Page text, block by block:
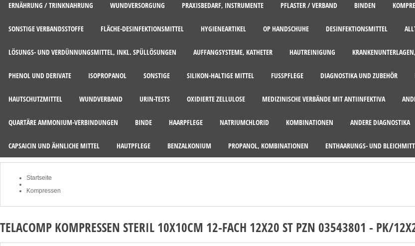
ERNÄHRUNG / TRINKNAHRUNG WUNDVERSORGUNG PRAXISBEDARF, INSTRUMENTE PFLASTER / VERBAND BINDEN
SONSTIGE VERBANDSSTOFFE FLÄCHE-DESINFEKTIONSMITTEL HYGIENEARTIKEL OP HANDSCHUHE DESINFEKTIONSMITTEL
LÖSUNGS- UND VERDÜNNUNGSMITTEL, INKL. SPÜLLÖSUNGEN AUFFANGSYSTEME, KATHETER HAUTREINIGUNG
PHENOL UND DERIVATE ISOPROPANOL SONSTIGE SILIKON-HALTIGE MITTEL FUSSPFLEGE DIAGNOSTIKA UND ZUBEHÖR
HAUTSCHUTZMITTEL WUNDVERBAND URIN-TESTS OXIDIERTE ZELLULOSE MEDIZINISCHE VERBÄNDE MIT ANTIINFEKTIVA
QUARTÄRE AMMONIUM-VERBINDUNGEN BINDE HAARPFLEGE NATRIUMCHLORID KOMBINATIONEN ANDERE DIAGNOSTIKA
CAPSAICIN UND ÄHNLICHE MITTEL HAUTPFLEGE BENZALKONIUM PROPANOL, KOMBINATIONEN ENTHAARUNGS- UND
Startseite
Kompressen
TELACOMP KOMPRESSEN STERIL 10X10CM 12-FACH 12X20 ST PZN 03543801 - PK/